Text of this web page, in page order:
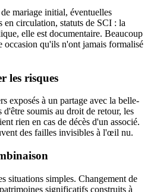
mariage initial, éventuelles
en circulation, statuts de SCI : la
elle est documentaire. Beaucoup
occasion qu'ils n'ont jamais formalisé
les risques
exposés à un partage avec la belle-
soumis au droit de retour, les
rien en cas de décès d'un associé.
des failles invisibles à l'œil nu.
situations simples. Changement de
significatifs construits à